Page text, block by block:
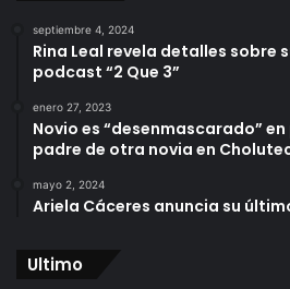
septiembre 4, 2024
Rina Leal revela detalles sobre
podcast “2 Que 3”
enero 27, 2023
Novio es “desenmascarado”
padre de otra novia en
mayo 2, 2024
Ariela Cáceres anuncia su
Ultimo